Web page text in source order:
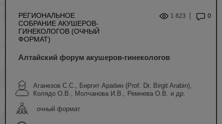
РЕГИОНАЛЬНОЕ
СОБРАНИЕ АКУШЕРОВ-
ГИНЕКОЛОГОВ (ОЧНЫЙ
ФОРМАТ)
1 823 0
Алтайский форум акушеров-гинекологов
Аганезов С.С., Биргит Арабин (Prof. Dr. Birgit Arabin),
Колядо О.В., Молчанова И.В., Ремнева О.В. и др.
очный формат